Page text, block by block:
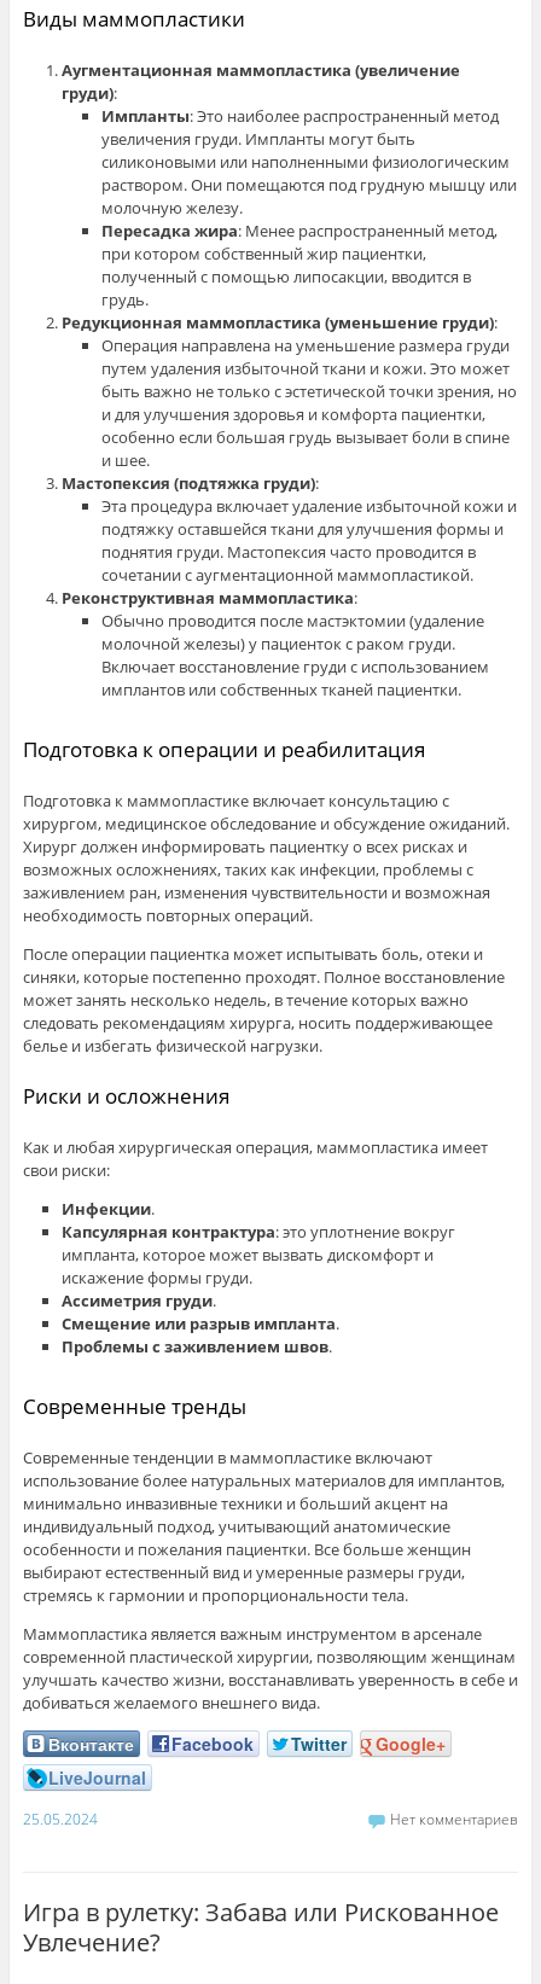
Виды маммопластики
Аугментационная маммопластика (увеличение
груди):
Импланты: Это наиболее распространенный метод
увеличения груди. Импланты могут быть
силиконовыми или наполненными физиологическим
раствором. Они помещаются под грудную мышцу или
молочную железу.
Пересадка жира: Менее распространенный метод,
при котором собственный жир пациентки,
полученный с помощью липосакции, вводится в
грудь.
Редукционная маммопластика (уменьшение груди):
Операция направлена на уменьшение размера груди
путем удаления избыточной ткани и кожи. Это может
быть важно не только с эстетической точки зрения, но
и для улучшения здоровья и комфорта пациентки,
особенно если большая грудь вызывает боли в спине
и шее.
Мастопексия (подтяжка груди):
Эта процедура включает удаление избыточной кожи и
подтяжку оставшейся ткани для улучшения формы и
поднятия груди. Мастопексия часто проводится в
сочетании с аугментационной маммопластикой.
Реконструктивная маммопластика:
Обычно проводится после мастэктомии (удаление
молочной железы) у пациенток с раком груди.
Включает восстановление груди с использованием
имплантов или собственных тканей пациентки.
Подготовка к операции и реабилитация
Подготовка к маммопластике включает консультацию с
хирургом, медицинское обследование и обсуждение ожиданий.
Хирург должен информировать пациентку о всех рисках и
возможных осложнениях, таких как инфекции, проблемы с
заживлением ран, изменения чувствительности и возможная
необходимость повторных операций.
После операции пациентка может испытывать боль, отеки и
синяки, которые постепенно проходят. Полное восстановление
может занять несколько недель, в течение которых важно
следовать рекомендациям хирурга, носить поддерживающее
белье и избегать физической нагрузки.
Риски и осложнения
Как и любая хирургическая операция, маммопластика имеет
свои риски:
Инфекции.
Капсулярная контрактура: это уплотнение вокруг
импланта, которое может вызвать дискомфорт и
искажение формы груди.
Ассиметрия груди.
Смещение или разрыв импланта.
Проблемы с заживлением швов.
Современные тренды
Современные тенденции в маммопластике включают
использование более натуральных материалов для имплантов,
минимально инвазивные техники и больший акцент на
индивидуальный подход, учитывающий анатомические
особенности и пожелания пациентки. Все больше женщин
выбирают естественный вид и умеренные размеры груди,
стремясь к гармонии и пропорциональности тела.
Маммопластика является важным инструментом в арсенале
современной пластической хирургии, позволяющим женщинам
улучшать качество жизни, восстанавливать уверенность в себе и
добиваться желаемого внешнего вида.
Вконтакте Facebook Twitter
Google+
LiveJournal
25.05.2024 Нет комментариев
Игра в рулетку: Забава или Рискованное
Увлечение?